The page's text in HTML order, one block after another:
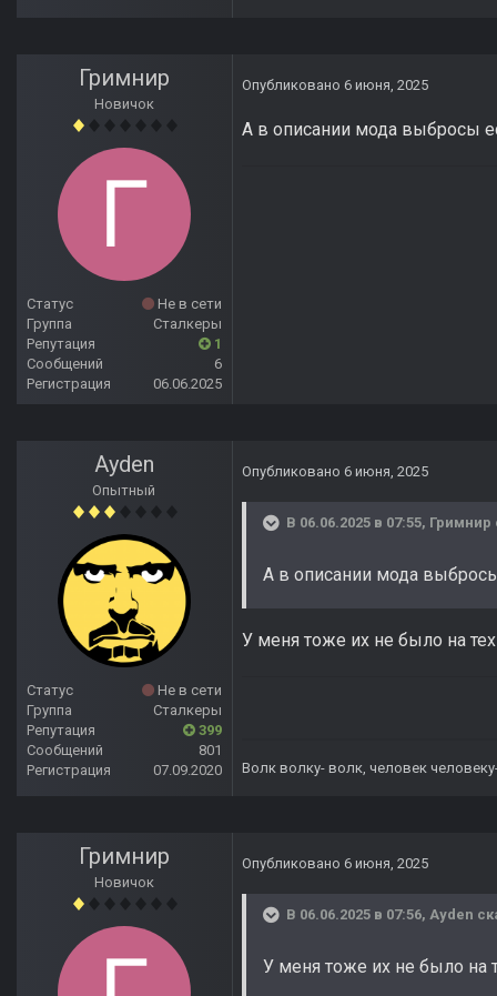
Гримнир
Новичок
Статус
Не в сети
Группа
Сталкеры
Репутация
1
Сообщений
6
Регистрация
06.06.2025
Опубликовано 6 июня, 2025
А в описании мода выбросы
Ayden
Опытный
Статус
Не в сети
Группа
Сталкеры
Репутация
399
Сообщений
801
Регистрация
07.09.2020
Опубликовано 6 июня, 2025
В 06.06.2025 в 07:55, Гримнир
А в описании мода
У меня тоже их не было на
Волк волку- волк, человек
Гримнир
Новичок
Опубликовано 6 июня, 2025
В 06.06.2025 в 07:56, Ayden
У меня тоже их не было на